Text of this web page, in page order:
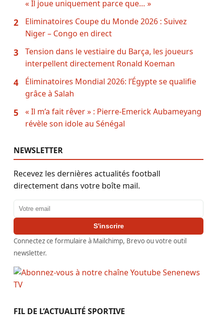
« Il joue uniquement parce que… »
2
Eliminatoires Coupe du Monde 2026 : Suivez
Niger – Congo en direct
3
Tension dans le vestiaire du Barça, les joueurs
interpellent directement Ronald Koeman
4
Éliminatoires Mondial 2026: l’Égypte se qualifie
grâce à Salah
5
« Il m’a fait rêver » : Pierre-Emerick Aubameyang
révèle son idole au Sénégal
NEWSLETTER
Recevez les dernières actualités football
directement dans votre boîte mail.
Adresse email
S'inscrire
Connectez ce formulaire à Mailchimp, Brevo ou votre outil
newsletter.
FIL DE L’ACTUALITÉ SPORTIVE